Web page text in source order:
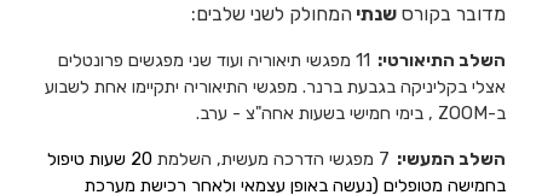
מדובר בקורס שנתי המחולק לשני שלבים:
השלב התיאורטי:
11 מפגשי תיאוריה ועוד שני מפגשים פרונטלים
אצלי בקליניקה בגבעת ברנר. מפגשי התיאוריה יתקיימו אחת לשבוע
ב-ZOOM , בימי חמישי בשעות אחה"צ - ערב.
השלב המעשי: 7 מפגשי הדרכה מעשית, השלמת
20 שעות טיפול
בחמישה מטופלים (נעשה באופן עצמאי ולאחר רכישת מערכת